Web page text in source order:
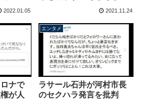
イコ
2022.01.05
レビには呼ばれていなか
2021.11.24
ナで
が人
エンタメ
ラサール石井が河村市長
のセクハラ発言を批判